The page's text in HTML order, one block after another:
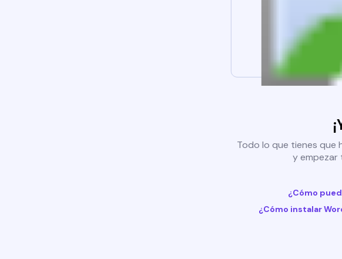
Todo lo que tienes que
y empezar
¿Cómo
¿Cómo instalar